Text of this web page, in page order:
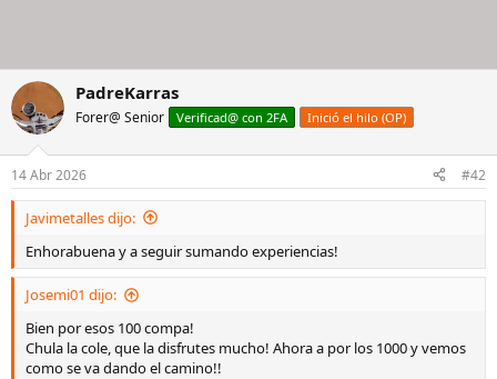
PadreKarras
Forer@ Senior Verificad@ con 2FA Inició el hilo (OP)
14 Abr 2026 #42
Javimetalles dijo:
Enhorabuena y a seguir sumando experiencias!
Josemi01 dijo:
Bien por esos 100 compa!
Chula la cole, que la disfrutes mucho! Ahora a por los 1000 y vemos
como se va dando el camino!!